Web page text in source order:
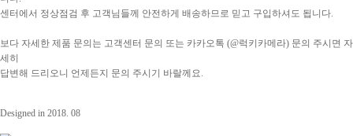
센터에서 정상점검 후 고객님들께 안전하게 배송하므로 믿고 구입하셔도 됩니다.
보다 자세한 제품 문의는 고객센터 문의 또는 카카오톡 (@럭키카메라) 문의 주시면 자
세히
답변해 드리오니 언제든지 문의 주시기 바랄께요.
Designed in 2018. 08